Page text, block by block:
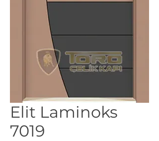
Elit Laminoks
7019